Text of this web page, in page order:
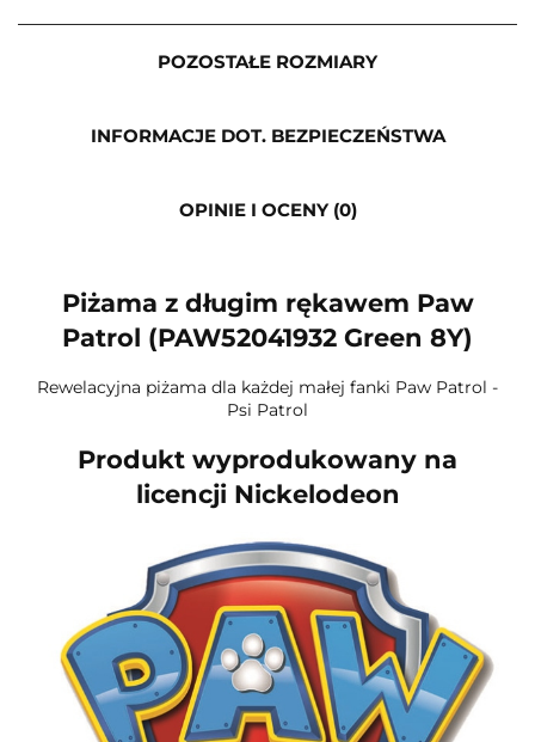
POZOSTAŁE ROZMIARY
INFORMACJE DOT. BEZPIECZEŃSTWA
OPINIE I OCENY (0)
Piżama z długim rękawem Paw
Patrol (PAW52041932 Green 8Y)
Rewelacyjna piżama dla każdej małej fanki Paw Patrol -
Psi Patrol
Produkt wyprodukowany na
licencji Nickelodeon